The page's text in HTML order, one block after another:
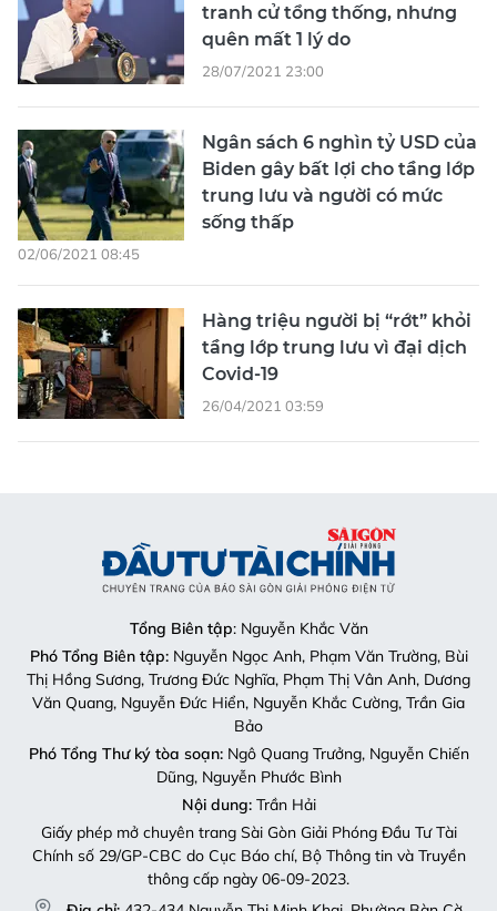
tranh cử tổng thống, nhưng
quên mất 1 lý do
28/07/2021 23:00
Ngân sách 6 nghìn tỷ USD của
Biden gây bất lợi cho tầng lớp
trung lưu và người có mức
sống thấp
02/06/2021 08:45
Hàng triệu người bị “rớt” khỏi
tầng lớp trung lưu vì đại dịch
Covid-19
26/04/2021 03:59
Tổng Biên tập: Nguyễn Khắc Văn
Phó Tổng Biên tập:Nguyễn Ngọc Anh, Phạm Văn Trường, Bùi
Thị Hồng Sương, Trương Đức Nghĩa, Phạm Thị Vân Anh, Dương
Văn Quang, Nguyễn Đức Hiển, Nguyễn Khắc Cường, Trần Gia
Bảo
Phó Tổng Thư ký tòa soạn:Ngô Quang Trưởng, Nguyễn Chiến
Dũng, Nguyễn Phước Bình
Nội dung:Trần Hải
Giấy phép mở chuyên trang Sài Gòn Giải Phóng Đầu Tư Tài
Chính số 29/GP-CBC do Cục Báo chí, Bộ Thông tin và Truyền
thông cấp ngày 06-09-2023.